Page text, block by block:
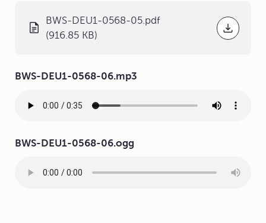
BWS-DEU1-0568-05.pdf
(916.85 KB)
BWS-DEU1-0568-06.mp3
Audiodatei
BWS-DEU1-0568-06.ogg
Audiodatei